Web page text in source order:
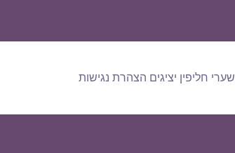
שערי חליפין יציגים הצהרת נגישות